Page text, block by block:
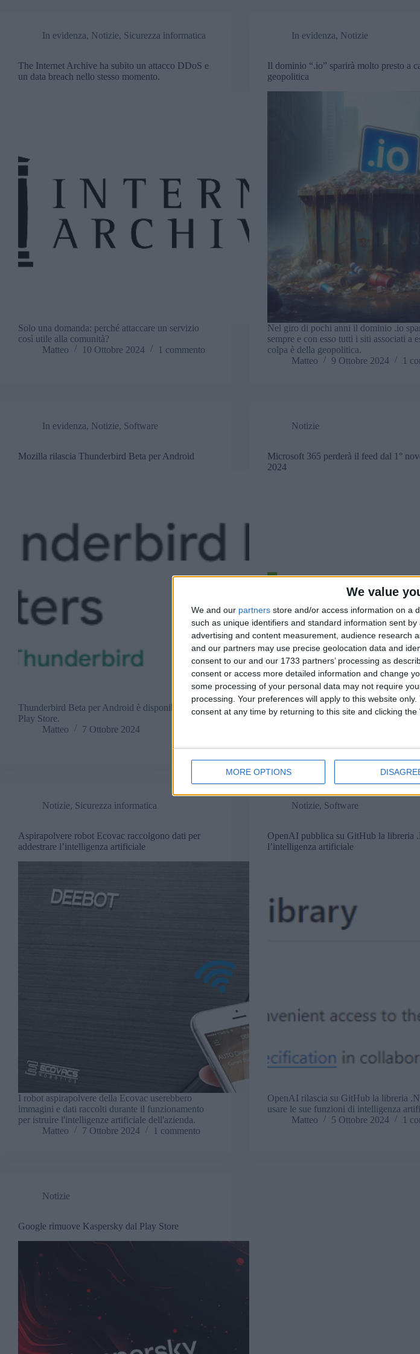
We value
We and our partners store and/or access information on a
such as unique identifiers and standard information sent
advertising and content measurement, audience research
and our partners may use precise geolocation data and
consent to our and our 1733 partners’ processing as
consent or access more detailed information and change
some processing of your personal data may not require
processing. Your preferences will apply to this website
consent at any time by returning to this site and clicking
MORE OPTIONS
In evidenza, Notizie, Sicurezza informatica
The Internet Archive ha subito un attacco DDoS e
un data breach nello stesso momento.
Solo una domanda: perché attaccare un servizio
così utile alla comunità?
Matteo
10 Ottobre 2024 1 commento
In evidenza, Notizie
Il dominio “.io” sparirà molto presto a
geopolitica
Nel giro di pochi anni il dominio .io
sempre e con esso tutti i siti associati a
colpa è della geopolitica.
Matteo
9 Ottobre 2024 1
In evidenza, Notizie, Software
Mozilla rilascia Thunderbird Beta per Android
Thunderbird Beta per Android è disponibile nel
Play Store.
Matteo
7 Ottobre 2024
Notizie
Microsoft 365 perderà il feed dal 1°
2024
Microsoft 365 si appresta a cambiare dal
Notizie, Sicurezza informatica
Aspirapolvere robot Ecovac raccolgono dati per
addestrare l’intelligenza artificiale
I robot aspirapolvere della Ecovac userebbero
immagini e dati raccolti durante il funzionamento
per istruire l'intelligenze artificiale dell'azienda.
Matteo
7 Ottobre 2024 1 commento
Notizie, Software
OpenAI pubblica su GitHub la libreria
l’intelligenza artificiale
OpenAI rilascia su GitHub la libreria
usare le sue funzioni di intelligenza
Matteo
5 Ottobre 2024 1
Notizie
Google rimuove Kaspersky dal Play Store